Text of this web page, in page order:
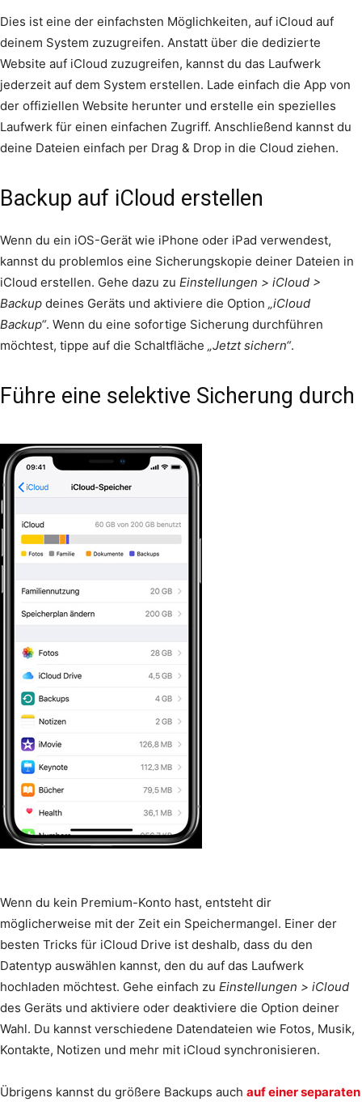
Dies ist eine der einfachsten Möglichkeiten, auf iCloud auf
deinem System zuzugreifen. Anstatt über die dedizierte
Website auf iCloud zuzugreifen, kannst du das Laufwerk
jederzeit auf dem System erstellen. Lade einfach die App von
der offiziellen Website herunter und erstelle ein spezielles
Laufwerk für einen einfachen Zugriff. Anschließend kannst du
deine Dateien einfach per Drag & Drop in die Cloud ziehen.
Backup auf iCloud erstellen
Wenn du ein iOS-Gerät wie iPhone oder iPad verwendest,
kannst du problemlos eine Sicherungskopie deiner Dateien in
iCloud erstellen. Gehe dazu zu Einstellungen > iCloud >
Backup deines Geräts und aktiviere die Option „iCloud
Backup“. Wenn du eine sofortige Sicherung durchführen
möchtest, tippe auf die Schaltfläche „Jetzt sichern“.
Führe eine selektive Sicherung durch
Wenn du kein Premium-Konto hast, entsteht dir
möglicherweise mit der Zeit ein Speichermangel. Einer der
besten Tricks für iCloud Drive ist deshalb, dass du den
Datentyp auswählen kannst, den du auf das Laufwerk
hochladen möchtest. Gehe einfach zu Einstellungen > iCloud
des Geräts und aktiviere oder deaktiviere die Option deiner
Wahl. Du kannst verschiedene Datendateien wie Fotos, Musik,
Kontakte, Notizen und mehr mit iCloud synchronisieren.
Übrigens kannst du größere Backups auch auf einer separaten